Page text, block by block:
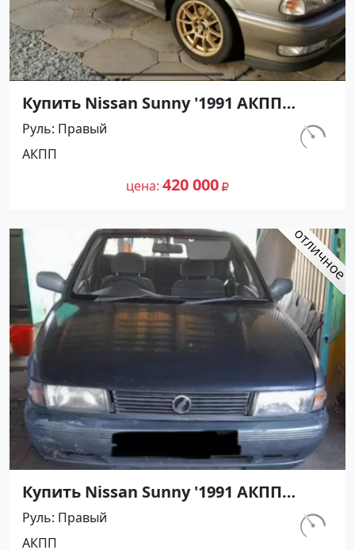
Купить Nissan Sunny '1991 АКПП
(1400/75 л.с.) Бензин инжектор
Воронежская цвет Серый Седан по
цене 420000 рублей, объявление
№27501 на сайте Авторынок23
км.
Руль Правый
АКПП
цена 420 000
Купить Nissan Sunny '1991 АКПП
(1400/75 л.с.) Бензин инжектор
Кореновск цвет Серый Седан по
Руль Правый
АКПП